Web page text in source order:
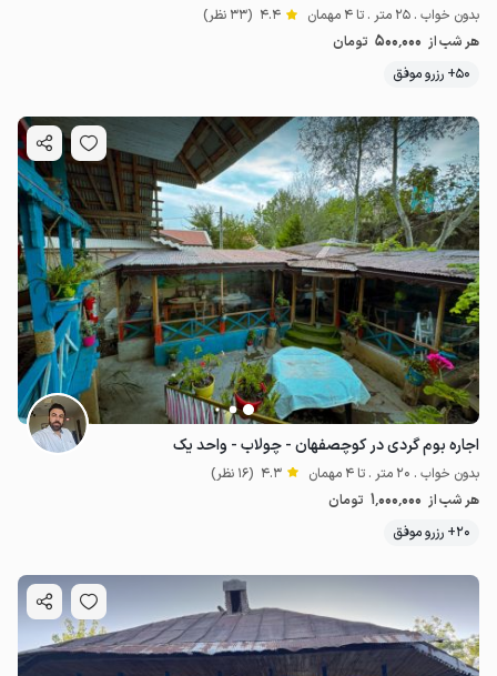
بدون خواب . 25 متر . تا 4 مهمان 4.4 (33 نظر)
هر شب از 500٬000 تومان
50+ رزرو موفق
اجاره بوم گردی در کوچصفهان - چولاب - واحد یک
بدون خواب . 20 متر . تا 4 مهمان 4.3 (16 نظر)
هر شب از 1٬000٬000 تومان
20+ رزرو موفق